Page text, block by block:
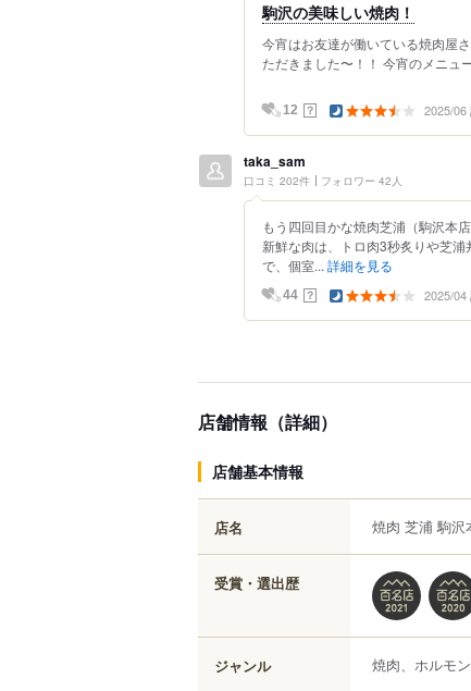
駒沢の美味しい焼肉！
今宵はお友達が働いている焼肉
ただきました〜！！ 今宵のメニュ
12 ？ 2025/06
taka_sam
口コミ 202件 フォロワー 42人
もう四回目かな焼肉芝浦（駒沢本
新鮮な肉は、トロ肉3秒炙りや芝
で、個室... 詳細を見る
44 ？ 2025/04
店舗情報（詳細）
店舗基本情報
店名 焼肉 芝浦 駒沢
受賞・選出歴
ジャンル 焼肉、ホルモン